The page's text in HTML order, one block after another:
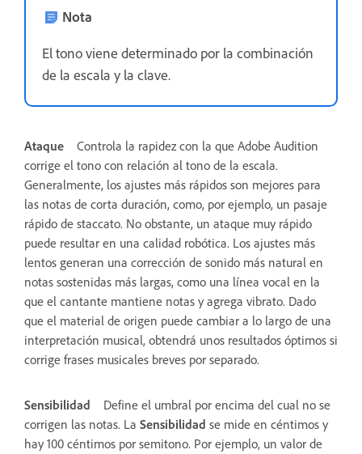
Nota
El tono viene determinado por la combinación
de la escala y la clave.
Ataque
Controla la rapidez con la que Adobe Audition
corrige el tono con relación al tono de la escala.
Generalmente, los ajustes más rápidos son mejores para
las notas de corta duración, como, por ejemplo, un pasaje
rápido de staccato. No obstante, un ataque muy rápido
puede resultar en una calidad robótica. Los ajustes más
lentos generan una corrección de sonido más natural en
notas sostenidas más largas, como una línea vocal en la
que el cantante mantiene notas y agrega vibrato. Dado
que el material de origen puede cambiar a lo largo de una
interpretación musical, obtendrá unos resultados óptimos si
corrige frases musicales breves por separado.
Sensibilidad
Define el umbral por encima del cual no se
corrigen las notas. La Sensibilidad se mide en céntimos y
hay 100 céntimos por semitono. Por ejemplo, un valor de